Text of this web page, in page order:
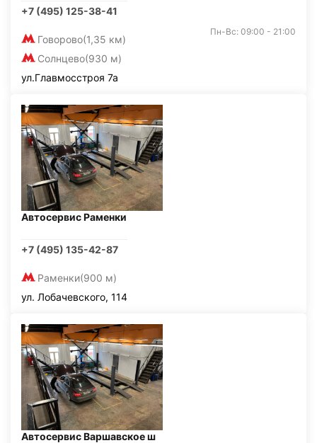
+7 (495) 125-38-41
Говорово(1,35 км)
Солнцево(930 м)
Пн-Вс: 09:00 - 21:00
ул.Главмосстроя 7а
Автосервис Раменки
+7 (495) 135-42-87
Раменки(900 м)
ул. Лобачевского, 114
Автосервис Варшавское ш